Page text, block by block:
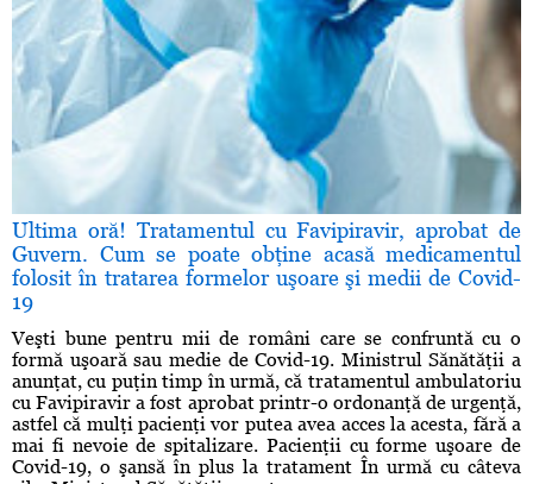
Ultima oră! Tratamentul cu Favipiravir, aprobat de
Guvern. Cum se poate obţine acasă medicamentul
folosit în tratarea formelor uşoare şi medii de Covid-
19
Veşti bune pentru mii de români care se confruntă cu o
formă uşoară sau medie de Covid-19. Ministrul Sănătăţii a
anunţat, cu puţin timp în urmă, că tratamentul ambulatoriu
cu Favipiravir a fost aprobat printr-o ordonanţă de urgenţă,
astfel că mulţi pacienţi vor putea avea acces la acesta, fără a
mai fi nevoie de spitalizare. Pacienţii cu forme uşoare de
Covid-19, o şansă în plus la tratament În urmă cu câteva